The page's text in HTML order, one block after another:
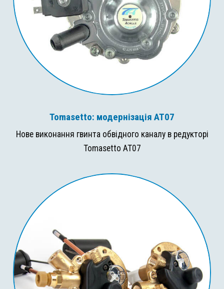
Tomasetto: модернізація AT07
Нове виконання гвинта обвідного каналу в редукторі
Tomasetto AT07